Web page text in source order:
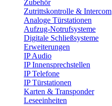
Zubehör
Zutrittskontrolle & Intercom
Analoge Türstationen
Aufzug-Notrufsysteme
Digitale Schließsysteme
Erweiterungen
IP Audio
IP Innensprechstellen
IP Telefone
IP Türstationen
Karten & Transponder
Leseeinheiten